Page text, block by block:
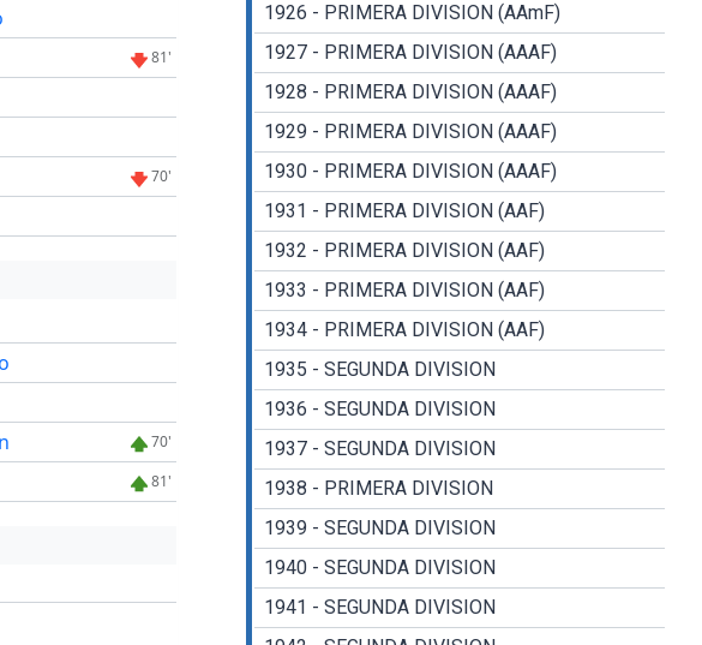
81'
70'
70'
81'
1926 - PRIMERA DIVISION (AAmF)
1927 - PRIMERA DIVISION (AAAF)
1928 - PRIMERA DIVISION (AAAF)
1929 - PRIMERA DIVISION (AAAF)
1930 - PRIMERA DIVISION (AAAF)
1931 - PRIMERA DIVISION (AAF)
1932 - PRIMERA DIVISION (AAF)
1933 - PRIMERA DIVISION (AAF)
1934 - PRIMERA DIVISION (AAF)
1935 - SEGUNDA DIVISION
1936 - SEGUNDA DIVISION
1937 - SEGUNDA DIVISION
1938 - PRIMERA DIVISION
1939 - SEGUNDA DIVISION
1940 - SEGUNDA DIVISION
1941 - SEGUNDA DIVISION